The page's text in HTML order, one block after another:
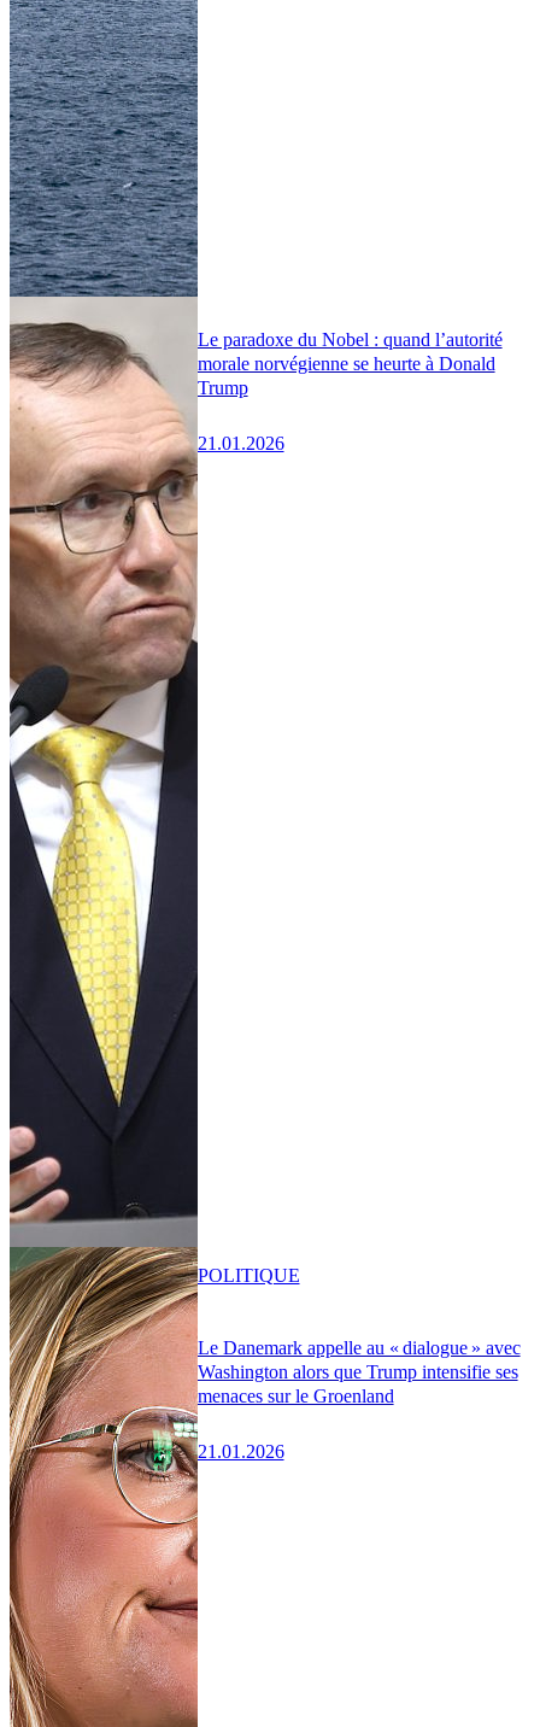
Le paradoxe du Nobel : quand l’autorité
morale norvégienne se heurte à Donald
Trump
21.01.2026
Le Danemark appelle au « dialogue » avec
Washington alors que Trump intensifie ses
menaces sur le Groenland
21.01.2026
POLITIQUE